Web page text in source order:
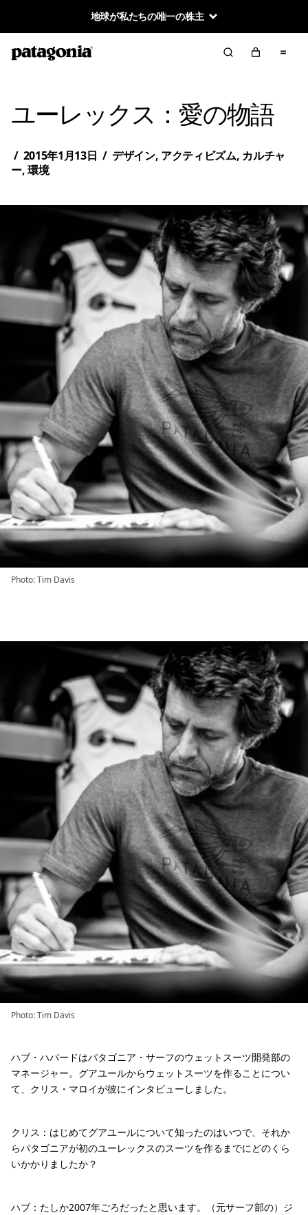
地球が私たちの唯一の株主
ユーレックス：愛の物語
/ 2015年1月13日 / デザイン, アクティビズム, カルチャ
ー,環境
Photo: Tim Davis
Photo: Tim Davis
ハブ・ハバードはパタゴニア・サーフのウェットスーツ開発部の
マネージャー。グアユールからウェットスーツを作ることについ
て、クリス・マロイが彼にインタビューしました。
クリス：はじめてグアユールについて知ったのはいつで、それか
らパタゴニアが初のユーレックスのスーツを作るまでにどのくら
いかかりましたか？
ハブ：たしか2007年ごろだったと思います。（元サーフ部の）ジ